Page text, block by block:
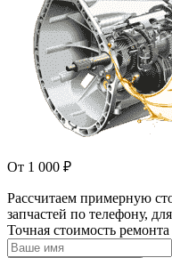
От 1 000 ₽
Рассчитаем примерную
запчастей по телефону,
Точная стоимость